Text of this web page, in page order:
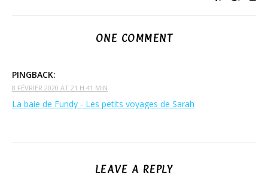
ONE COMMENT
PINGBACK:
8 FÉVRIER 2020 AT 21 H 41 MIN
La baie de Fundy - Les petits voyages de Sarah
LEAVE A REPLY